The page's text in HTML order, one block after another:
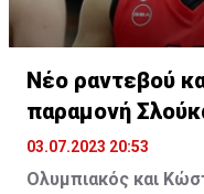
Νέο ραντεβού
παραμονή
03.07.2023 20:53
Ολυμπιακός και